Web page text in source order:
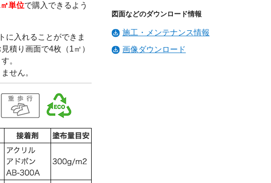
単位で購入できるよう
に入れることができま
積り画面で4枚（1㎡）
。
せん。
図面などのダウンロード情報
施工・メンテナンス情報
画像ダウンロード